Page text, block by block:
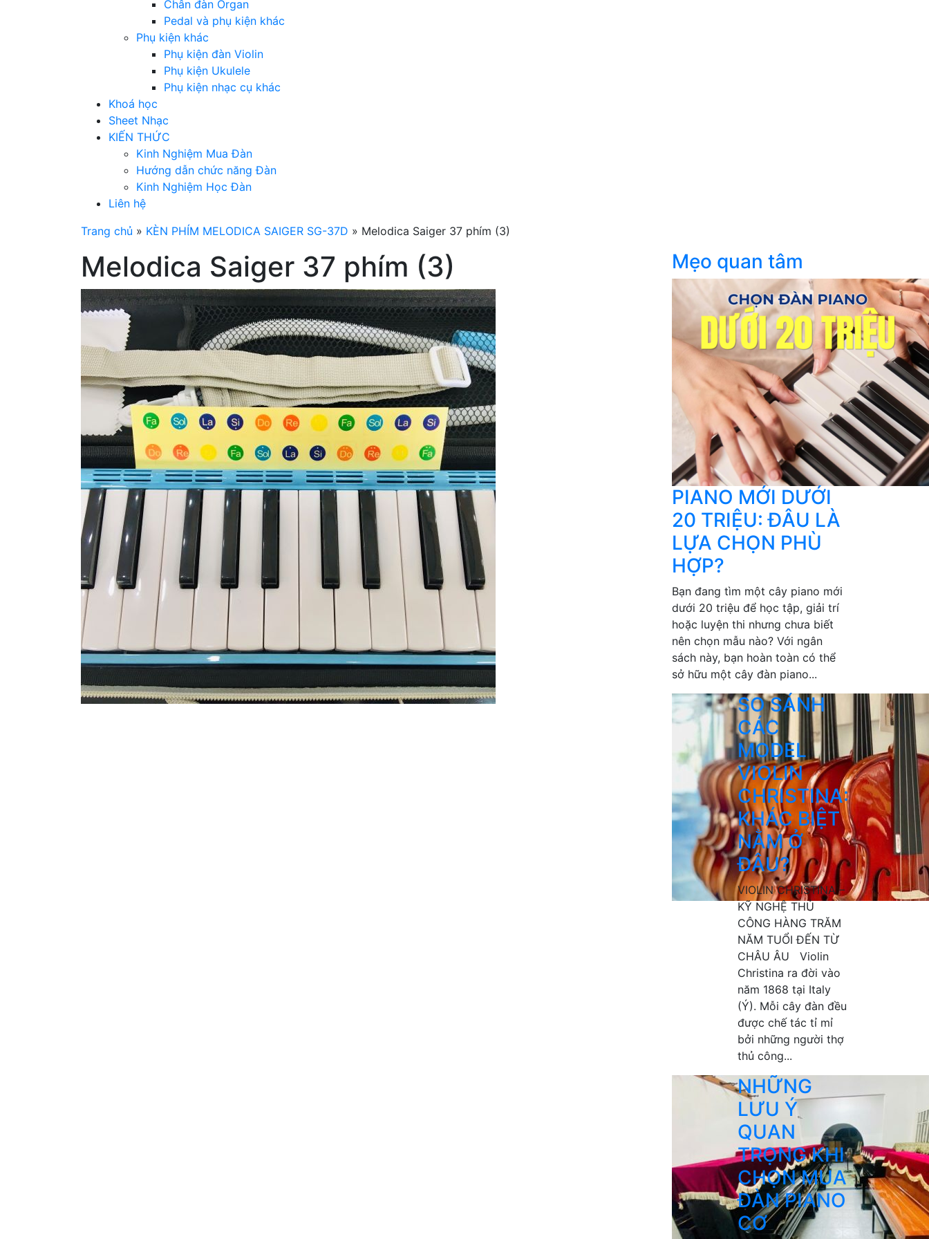
Chân đàn Organ
Pedal và phụ kiện khác
Phụ kiện khác
Phụ kiện đàn Violin
Phụ kiện Ukulele
Phụ kiện nhạc cụ khác
Khoá học
Sheet Nhạc
KIẾN THỨC
Kinh Nghiệm Mua Đàn
Hướng dẫn chức năng Đàn
Kinh Nghiệm Học Đàn
Liên hệ
Trang chủ » KÈN PHÍM MELODICA SAIGER SG-37D » Melodica Saiger 37 phím (3)
Melodica Saiger 37 phím (3) Mẹo quan tâm
PIANO MỚI DƯỚI
20 TRIỆU: ĐÂU LÀ
LỰA CHỌN PHÙ
HỢP?
Bạn đang tìm một cây piano mới
dưới 20 triệu để học tập, giải trí
hoặc luyện thi nhưng chưa biết
nên chọn mẫu nào? Với ngân
sách này, bạn hoàn toàn có thể
sở hữu một cây đàn piano...
SO SÁNH
CÁC
MODEL
VIOLIN
CHRISTINA:
KHÁC BIỆT
NẰM Ở
ĐÂU?
VIOLIN CHRISTINA –
KỸ NGHỆ THỦ
CÔNG HÀNG TRĂM
NĂM TUỔI ĐẾN TỪ
CHÂU ÂU Violin
Christina ra đời vào
năm 1868 tại Italy
(Ý). Mỗi cây đàn đều
được chế tác tỉ mỉ
bởi những người thợ
thủ công...
NHỮNG
LƯU Ý
QUAN
TRỌNG KHI
CHỌN MUA
ĐÀN PIANO
CƠ